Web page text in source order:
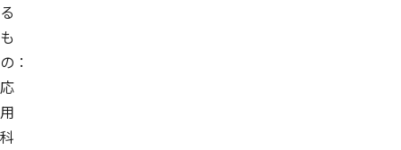
る
も
の：
応
用
科